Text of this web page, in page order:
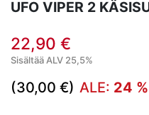
UFO VIPER 2
22,90 €
Sisältää ALV 25,5%
(30,00 €) ALE: 24 %